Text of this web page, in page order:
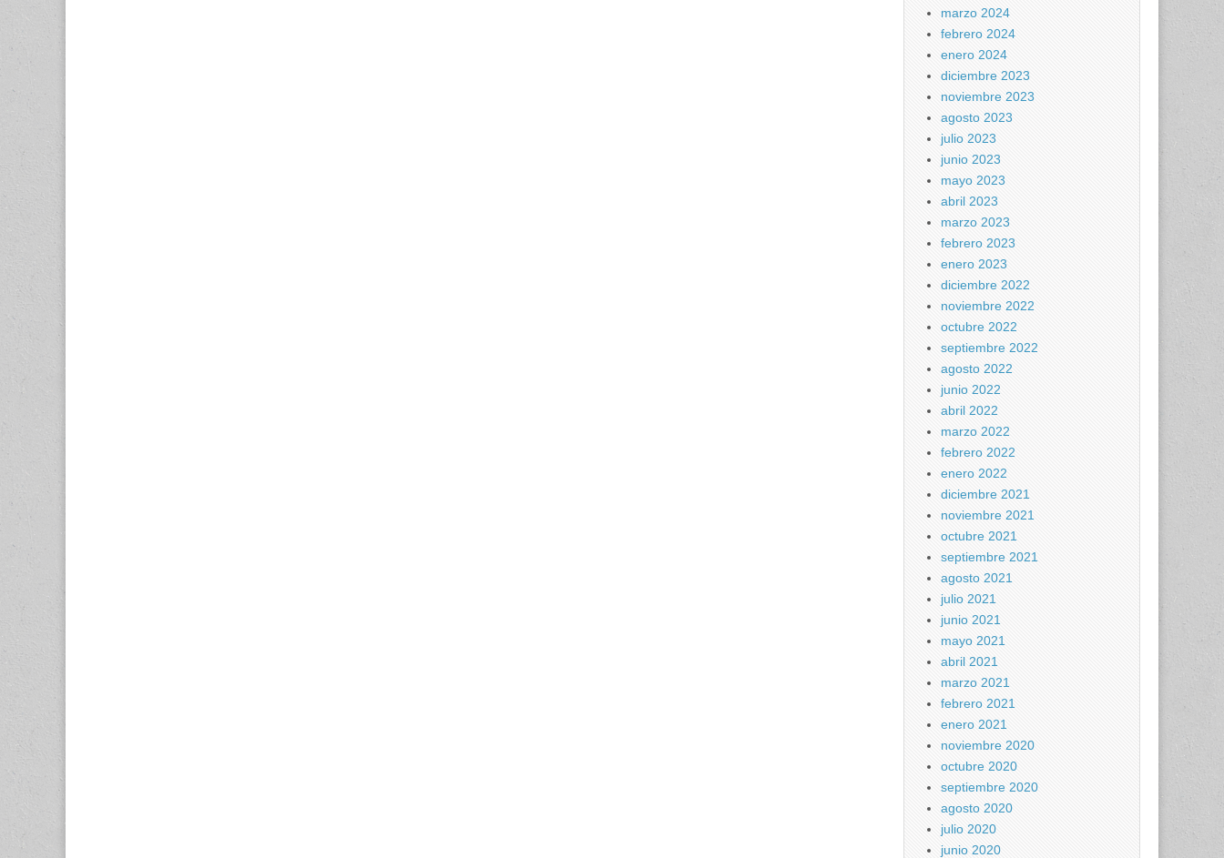
marzo 2024
febrero 2024
enero 2024
diciembre 2023
noviembre 2023
agosto 2023
julio 2023
junio 2023
mayo 2023
abril 2023
marzo 2023
febrero 2023
enero 2023
diciembre 2022
noviembre 2022
octubre 2022
septiembre 2022
agosto 2022
junio 2022
abril 2022
marzo 2022
febrero 2022
enero 2022
diciembre 2021
noviembre 2021
octubre 2021
septiembre 2021
agosto 2021
julio 2021
junio 2021
mayo 2021
abril 2021
marzo 2021
febrero 2021
enero 2021
noviembre 2020
octubre 2020
septiembre 2020
agosto 2020
julio 2020
junio 2020